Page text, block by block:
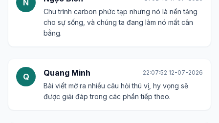
N
Chu trình carbon phức tạp nhưng nó là nền tảng
cho sự sống, và chúng ta đang làm nó mất cân
bằng.
Q Quang Minh 22:07:52 12-07-2026
Bài viết mở ra nhiều câu hỏi thú vị, hy vọng sẽ
được giải đáp trong các phần tiếp theo.